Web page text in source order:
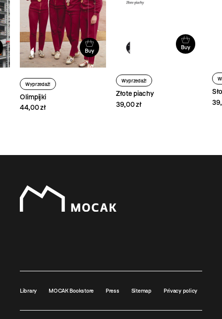
Buy
Wyprzedaż!
Olimpijki
44,00 zł
Buy
Wyprzedaż!
Złote piachy
39,00 zł
Library MOCAK Bookstore Press Sitemap Privacy policy